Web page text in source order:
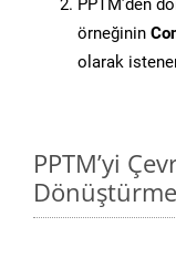
PPTM’den
örneğinin
olarak
PPTM’yi